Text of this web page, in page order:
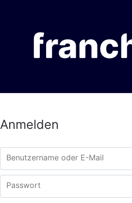
Anmelden
Benutzername oder E-Mail
Passwort